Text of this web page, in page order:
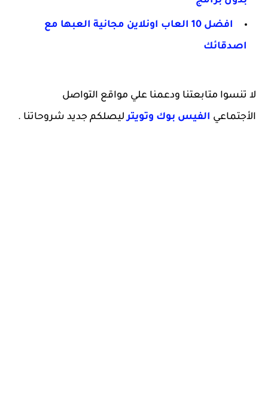
افضل 10 العاب اونلاين مجانية العبها مع
اصدقائك
لا تنسوا متابعتنا ودعمنا علي مواقع التواصل
الأجتماعي الفيس بوك وتويتر ليصلكم جديد شروحاتنا .